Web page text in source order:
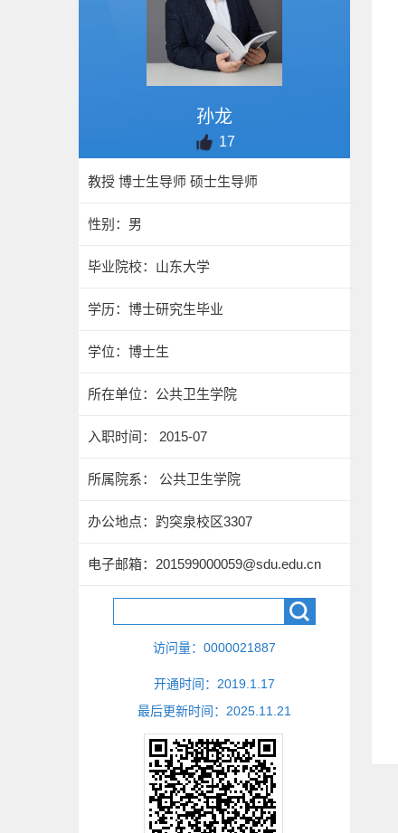
孙龙
17
教授 博士生导师 硕士生导师
性别：男
毕业院校：山东大学
学历：博士研究生毕业
学位：博士生
所在单位：公共卫生学院
入职时间： 2015-07
所属院系： 公共卫生学院
办公地点：趵突泉校区3307
电子邮箱： 201599000059@sdu.edu.cn
访问量： 0000021887
开通时间： 2019 1 17
最后更新时间： 2025 11 21